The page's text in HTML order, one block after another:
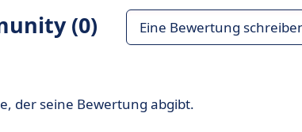
(0) Eine Bewertung
der seine Bewertung abgibt.